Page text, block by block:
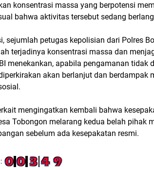
konsentrasi massa yang berpotensi
bahwa aktivitas tersebut sedang
sejumlah petugas kepolisian dari Polres
terjadinya konsentrasi massa dan
menekankan, apabila pengamanan tidak
akan berlanjut dan berdampak
mengingatkan kembali bahwa
Tobongon melarang kedua belah pihak
sebelum ada kesepakatan resmi.